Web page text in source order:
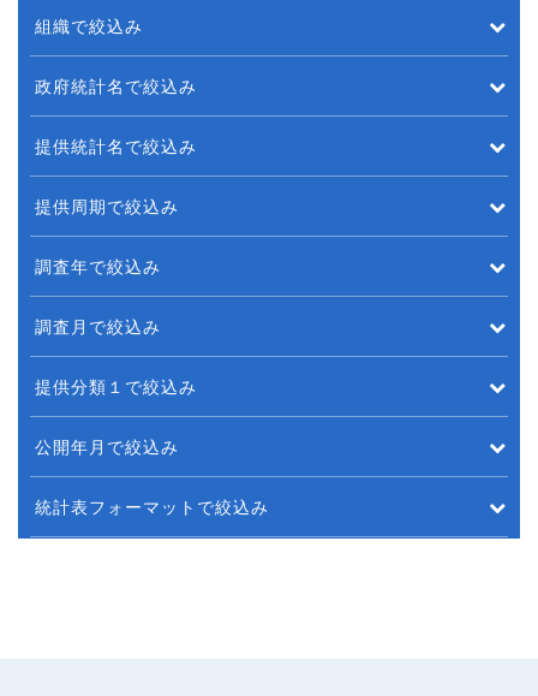
組織で絞込み
政府統計名で絞込み
提供統計名で絞込み
提供周期で絞込み
調査年で絞込み
調査月で絞込み
提供分類１で絞込み
公開年月で絞込み
統計表フォーマットで絞込み